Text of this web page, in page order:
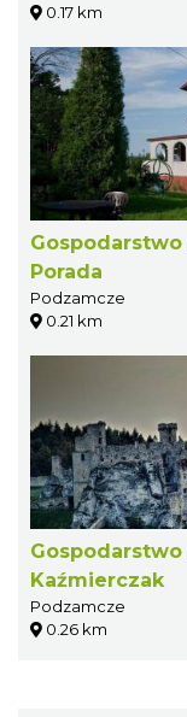
0.17 km
Porada
Podzamcze
0.21 km
Kaźmierczak
Podzamcze
0.26 km